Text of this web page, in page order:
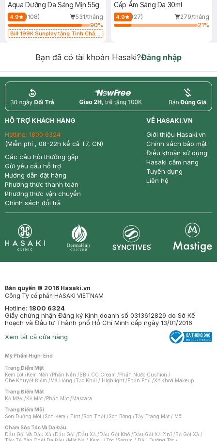
Aqua Dưỡng Da Sáng Mịn 55g
4.9 (108)
531/tháng
90%
Bill 199K Sunplay tặng Tinh Chất
Cấp Ẩm Sáng Da 30ml
4.9 (27)
279/tháng
21%
Bạn đã có tài khoản Hasaki?Đăng nhập
return nowfree price
HỖ TRỢ KHÁCH HÀNG
Hotline: 1800 6324
(Miễn phí , 08-22h kể cả T7, CN)
Các câu hỏi thường gặp
Gửi yêu cầu hỗ trợ
Hướng dẫn đặt hàng
Phương thức thanh toán
Phương thức vận chuyển
Chính sách đổi trả
VỀ HASAKI.VN
Giới thiệu Hasaki.vn
Chính sách bảo mật
Điều khoản sử dụng
Hasaki cẩm nang
Tuyển dụng
Liên hệ
Bản quyền © 2016 Hasaki.vn
Công Ty cổ phần HASAKI VIETNAM
Hotline: 1800 6324
Giấy chứng nhận Đăng ký Kinh doanh số 0313612829 do Sở Kế
hoạch và Đầu tư Thành phố Hồ Chí Minh cấp ngày 13/01/2016
Xem tất cả cửa hàng
Mỹ Phẩm High-End
Trang Điểm Mặt
Kem Lót /Kem Nền /Phấn Nền /BB / CC Cream /Phấn Nước Cushion /
Che Khuyết Điểm /Má Hồng /Tạo Khối / Highlight /Phấn Phủ /Xịt Khoá Makeup
Trang Điểm Mắt
Kẻ Mày /Kẻ Mắt /Phấn Mắt /Mascara
Trang Điểm Môi
Son Dưỡng Môi /Son Kem / Tint /Son Thỏi /Son Bóng /Tẩy Trang Mắt / Môi
Chăm Sóc Tóc Và Da Đầu
Dầu Gội Và Dầu Xả /Dầu Gội /Dầu Xả /Dầu Gội Khô /Dầu Gội Xả 2in1 /Bộ Gội Xả /